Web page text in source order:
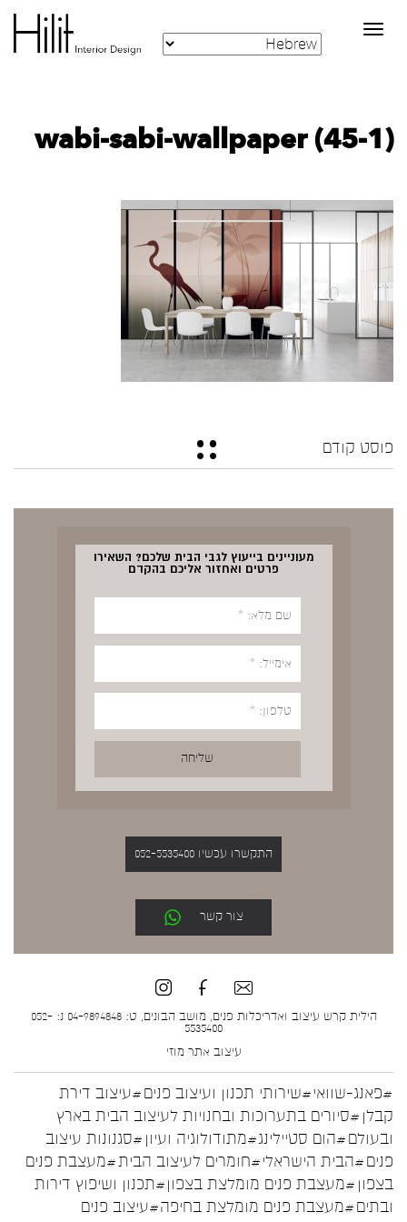
Toggle
navigation
wabi-sabi-wallpaper (45-1)
פוסט קודם
מעוניינים בייעוץ לגבי הבית שלכם? השאירו
פרטים ואחזור אליכם בהקדם
התקשרו עכשיו 052-5535400
צור קשר
הילית קרש עיצוב ואדריכלות פנים, מושב הבונים, ט: 04-9894848 נ: 052-
5535400
עיצוב אתר מוזי
#פאנג-שוואי#שירותי תכנון ועיצוב פנים#עיצוב דירת
קבלן #סיורים בתערוכות ובחנויות לעיצוב הבית בארץ
ובעולם#הום סטיילינג#מתודולוגיה ועיון #סגנונות עיצוב
פנים#הבית הישראלי#חומרים לעיצוב הבית#מעצבת פנים
בצפון #מעצבת פנים מומלצת בצפון#תכנון ושיפוץ דירות
ובתים#מעצבת פנים מומלצת בחיפה#עיצוב פנים